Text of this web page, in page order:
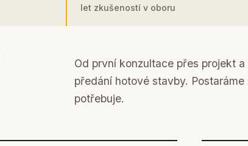
let zkušeností v oboru
Od první konzultace přes projekt
předání hotové stavby.
potřebuje.